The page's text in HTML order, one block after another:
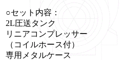
○セット内容：
2L圧送タンク
リニアコンプレッサー
（コイルホース付）
専用メタルケース